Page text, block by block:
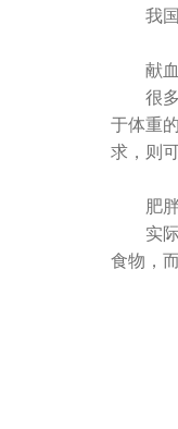
我国《
献血
很多人
于体重
求，则
肥胖
实际上
食物，